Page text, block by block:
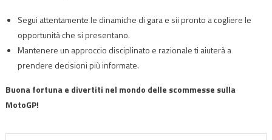
Segui attentamente le dinamiche di gara e sii pronto a cogliere le
opportunità che si presentano.
Mantenere un approccio disciplinato e razionale ti aiuterà a
prendere decisioni più informate.
Buona fortuna e divertiti nel mondo delle scommesse sulla
MotoGP!